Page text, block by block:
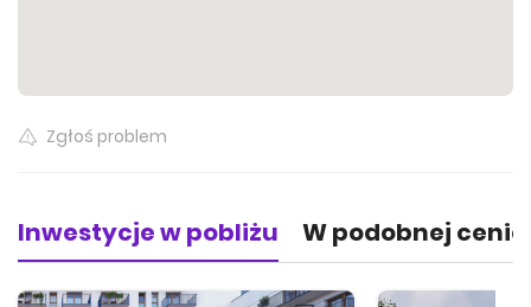
Zgłoś problem
Inwestycje w pobliżu W podobnej cenie